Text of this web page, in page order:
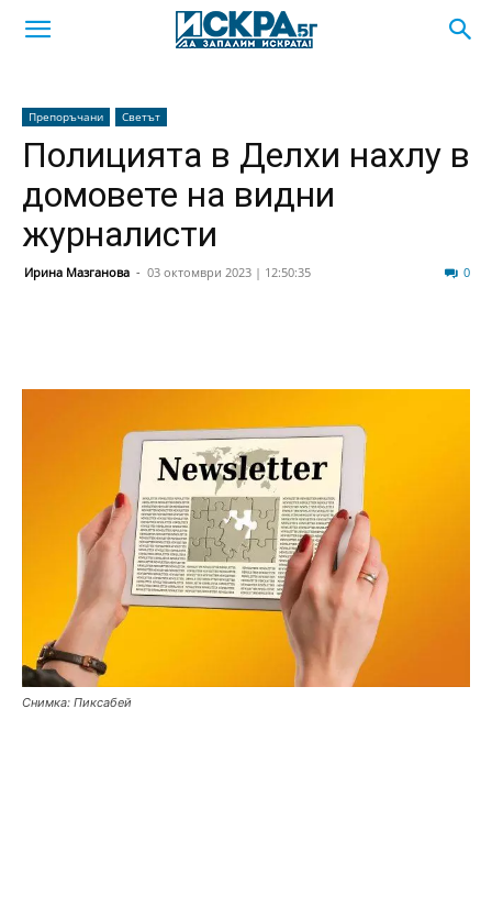
Препоръчани Светът
Полицията в Делхи нахлу в
домовете на видни
журналисти
Ирина Мазганова - 03 октомври 2023 | 12:50:35 0
Снимка: Пиксабей